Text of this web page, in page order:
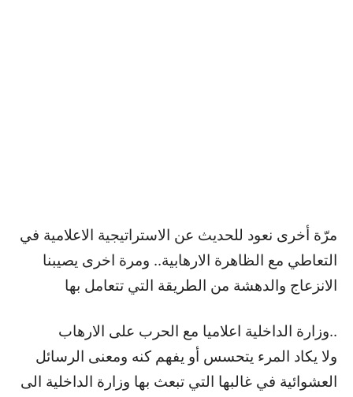
مرّة أخرى نعود للحديث عن الاستراتيجية الاعلامية في
التعاطي مع الظاهرة الارهابية.. ومرة اخرى يصيبنا
الانزعاج والدهشة من الطريقة التي تتعامل بها
وزارة الداخلية اعلاميا مع الحرب على الارهاب..
ولا يكاد المرء يتحسس أو يفهم كنه ومعنى الرسائل
العشوائية في غالبها التي تبعث بها وزارة الداخلية الى